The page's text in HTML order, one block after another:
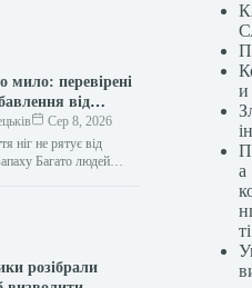
мило: перевірені
від
Сер 8, 2026
ніг не рятує від
Багато людей
це ознакою
розібрали
и
а
ті